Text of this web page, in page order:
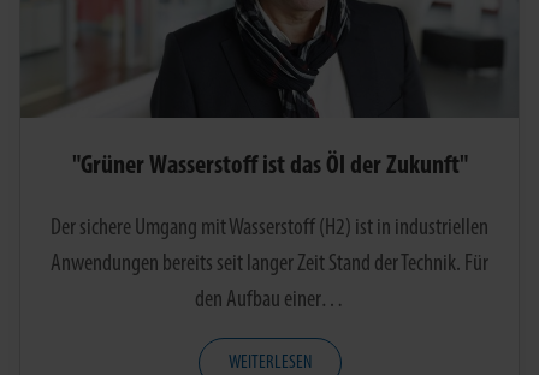
"Grüner Wasserstoff ist das Öl der Zukunft"
Der sichere Umgang mit Wasserstoff (H2) ist in industriellen
Anwendungen bereits seit langer Zeit Stand der Technik. Für
den Aufbau einer…
WEITERLESEN